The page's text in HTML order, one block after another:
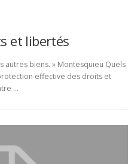
et libertés
autres biens. » Montesquieu Quels
effective des droits et
…